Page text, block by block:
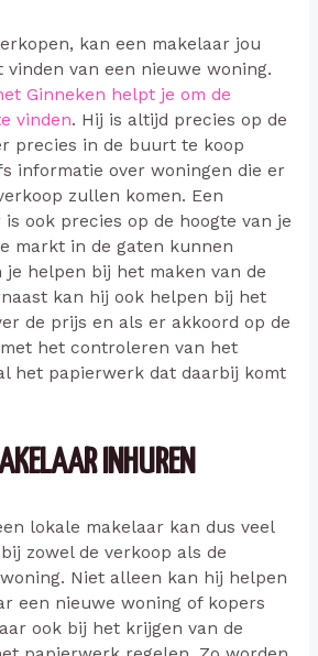
kan een makelaar jou
van een nieuwe woning.
Ginneken helpt je om de
vinden. Hij is altijd precies op de
precies in de buurt te koop
informatie over woningen die er
zullen komen. Een
ook precies op de hoogte van je
markt in de gaten kunnen
je helpen bij het maken van de
kan hij ook helpen bij het
de prijs en als er akkoord op de
het controleren van het
het papierwerk dat daarbij komt
INHUREN
lokale makelaar kan dus veel
zowel de verkoop als de
Niet alleen kan hij helpen
een nieuwe woning of kopers
ook bij het krijgen van de